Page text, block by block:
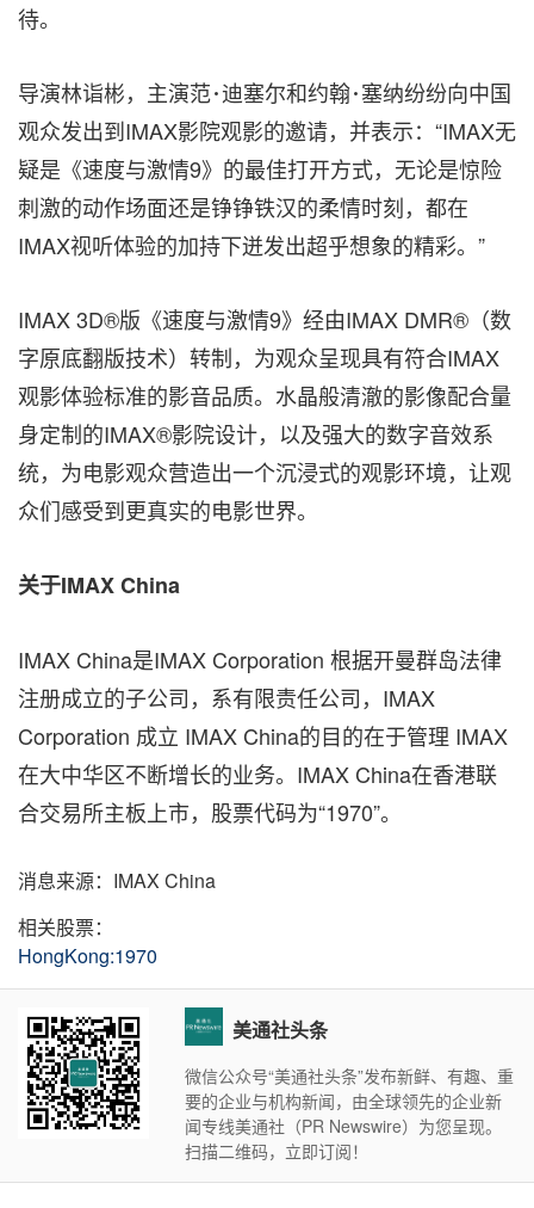
待。
导演林诣彬，主演范･迪塞尔和约翰･塞纳纷纷向中国
观众发出到IMAX影院观影的邀请，并表示：“IMAX无
疑是《速度与激情9》的最佳打开方式，无论是惊险
刺激的动作场面还是铮铮铁汉的柔情时刻，都在
IMAX视听体验的加持下迸发出超乎想象的精彩。”
IMAX 3D®版《速度与激情9》经由IMAX DMR®（数
字原底翻版技术）转制，为观众呈现具有符合IMAX
观影体验标准的影音品质。水晶般清澈的影像配合量
身定制的IMAX®影院设计，以及强大的数字音效系
统，为电影观众营造出一个沉浸式的观影环境，让观
众们感受到更真实的电影世界。
关于IMAX China
IMAX China是IMAX Corporation 根据开曼群岛法律
注册成立的子公司，系有限责任公司，IMAX
Corporation 成立 IMAX China的目的在于管理 IMAX
在大中华区不断增长的业务。IMAX China在香港联
合交易所主板上市，股票代码为“1970”。
消息来源：IMAX China
相关股票：
HongKong:1970
美通社头条
微信公众号“美通社头条”发布新鲜、有趣、重
要的企业与机构新闻，由全球领先的企业新
闻专线美通社（PR Newswire）为您呈现。
扫描二维码，立即订阅！